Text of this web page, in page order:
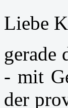
Liebe
gerade
- mit
der